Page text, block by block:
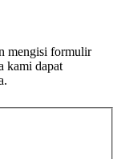
mengisi formulir
kami dapat